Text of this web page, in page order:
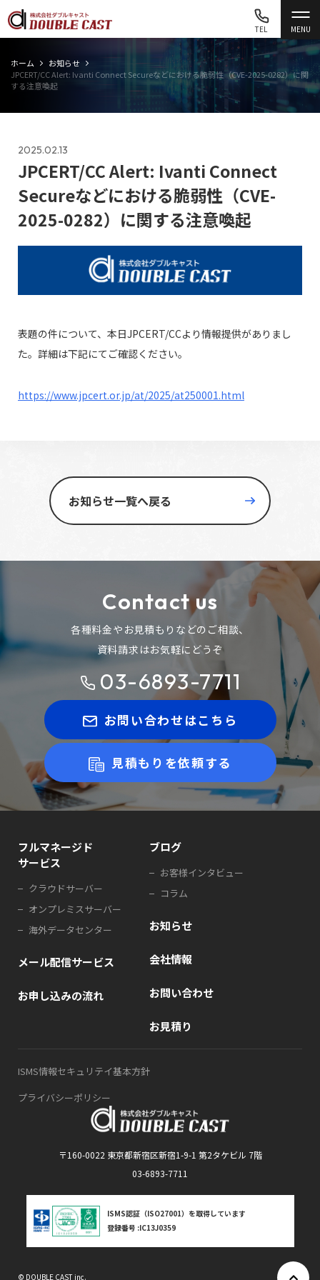
MENU
TEL
ホーム
お知らせ
JPCERT/CC Alert: Ivanti Connect Secureなどにおける脆弱性（CVE-2025-0282）に関
する注意喚起
2025.02.13
JPCERT/CC Alert: Ivanti Connect
Secureなどにおける脆弱性（CVE-
2025-0282）に関する注意喚起
表題の件について、本日JPCERT/CCより情報提供がありまし
た。詳細は下記にてご確認ください。
https://www.jpcert.or.jp/at/2025/at250001.html
お知らせ一覧へ戻る
Contact us
各種料金やお見積もりなどのご相談、
資料請求はお気軽にどうぞ
03-6893-7711
お問い合わせはこちら
見積もりを依頼する
〒160-0022 東京都新宿区新宿1-9-1 第2タケビル 7階
03-6893-7711
ISMS認証（ISO27001）を取得しています
登録番号 :IC13J0359
フルマネージド
サービス
クラウドサーバー
オンプレミスサーバー
海外データセンター
メール配信サービス
お申し込みの流れ
ブログ
お客様インタビュー
コラム
お知らせ
会社情報
お問い合わせ
お見積り
ISMS情報セキュリテイ基本方針
プライバシーポリシー
© DOUBLE CAST inc.